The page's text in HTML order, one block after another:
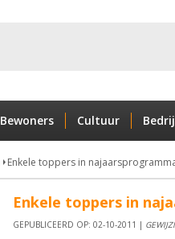
Bewoners Cultuur
Enkele toppers in
Enkele toppers in
GEPUBLICEERD OP: 02-10-2011 |